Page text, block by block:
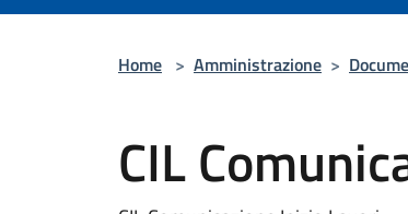
Home > Amministrazione >
CIL